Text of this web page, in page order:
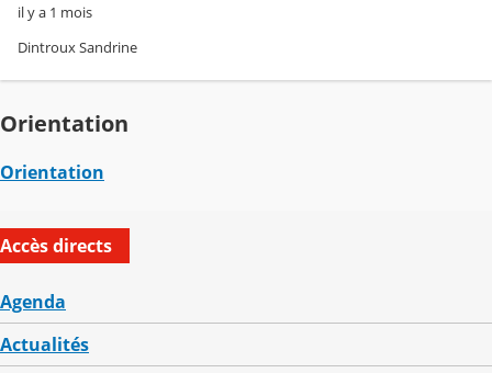
il y a 1 mois
Dintroux Sandrine
Orientation
Orientation
Accès directs
Agenda
Actualités